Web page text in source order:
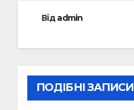
Відadmin
ПОДІБНІ ЗАПИСИ